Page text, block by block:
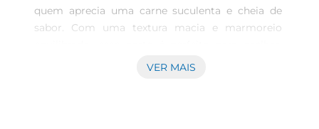
quem aprecia uma carne suculenta e cheia de
sabor. Com uma textura macia e marmoreio
assar ou preparar um delicioso bife à milanesa.
VER MAIS